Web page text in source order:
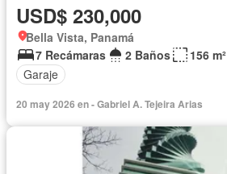
USD$ 230,000
Bella Vista, Panamá
7 Recámaras
2 Baños
156 m²
Garaje
20 may 2026 en - Gabriel A. Tejeira Arias